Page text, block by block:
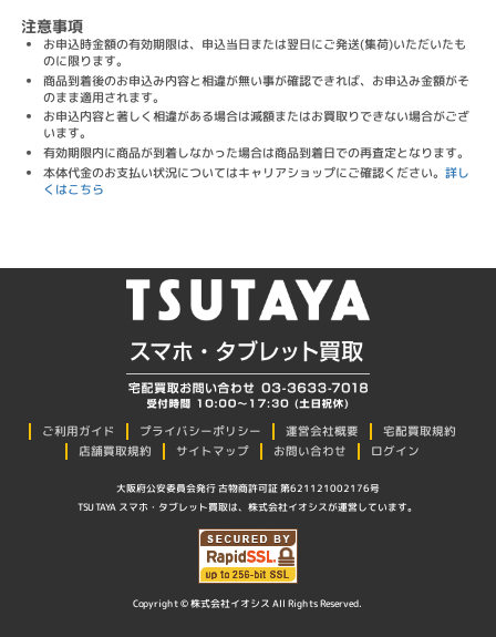
注意事項
お申込時金額の有効期限は、申込当日または翌日にご発送(集荷)いただいたも
のに限ります。
商品到着後のお申込み内容と相違が無い事が確認できれば、お申込み金額がそ
のまま適用されます。
お申込内容と著しく相違がある場合は減額またはお買取りできない場合がござ
います。
有効期限内に商品が到着しなかった場合は商品到着日での再査定となります。
本体代金のお支払い状況についてはキャリアショップにご確認ください。詳し
くはこちら
ご利用ガイド プライバシーポリシー 運営会社概要
宅配買取規約
店舗買取規約
サイトマップ お問い合わせ ログイン
大阪府公安委員会発行 古物商許可証 第621121002176号
TSUTAYA スマホ・タブレット買取は、株式会社イオシスが運営しています。
Copyright © 株式会社イオシス All Rights Reserved.